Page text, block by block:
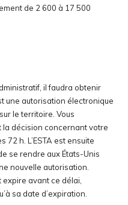
de 2 600 à 17 500
il faudra obtenir
une autorisation électronique
le territoire. Vous
la décision concernant votre
h. L’ESTA est ensuite
se rendre aux États-Unis
nouvelle autorisation.
avant ce délai,
sa date d’expiration.